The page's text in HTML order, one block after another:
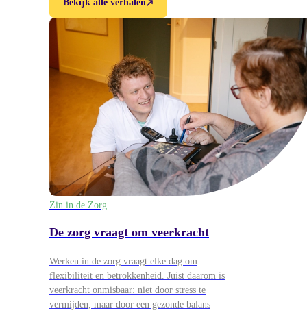
Bekijk alle verhalen
Zin in de Zorg
De zorg vraagt om veerkracht
Werken in de zorg vraagt elke dag om
flexibiliteit en betrokkenheid. Juist daarom is
veerkracht onmisbaar: niet door stress te
vermijden, maar door een gezonde balans